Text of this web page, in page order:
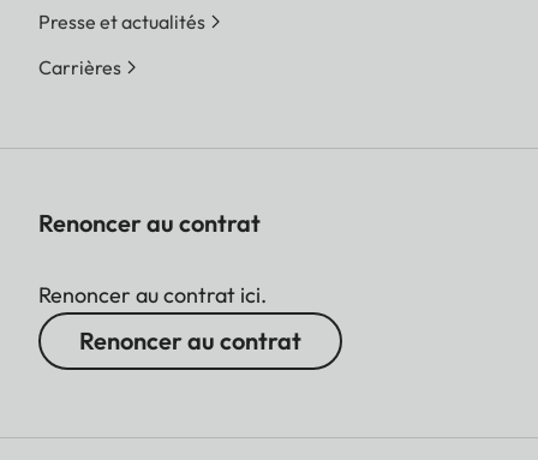
Presse et actualités
Carrières
Renoncer au contrat
Renoncer au contrat ici.
Renoncer au contrat